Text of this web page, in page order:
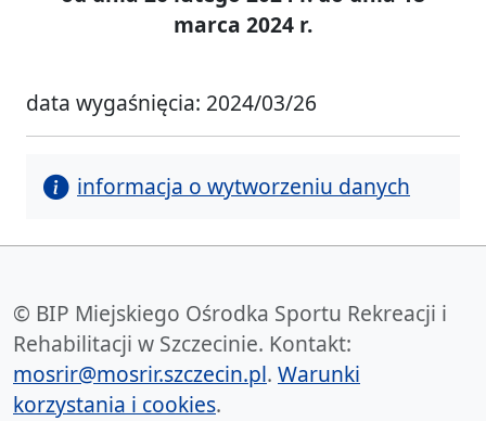
marca 2024 r.
data wygaśnięcia: 2024/03/26
informacja o wytworzeniu danych
© BIP Miejskiego Ośrodka Sportu Rekreacji i
Rehabilitacji w Szczecinie. Kontakt:
mosrir@mosrir.szczecin.pl. Warunki
korzystania i cookies.